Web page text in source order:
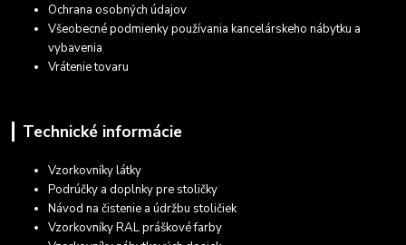
Ochrana osobných údajov
Všeobecné podmienky používania kancelárskeho nábytku a
vybavenia
Vrátenie tovaru
Technické informácie
Vzorkovníky látky
Podrúčky a doplnky pre stoličky
Návod na čistenie a údržbu stoličiek
Vzorkovníky RAL práškové farby